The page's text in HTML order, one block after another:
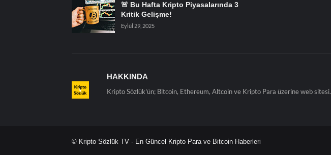
🚨 Bu Hafta Kripto Piyasalarında 3
Kritik Gelişme!
Eylül 29, 2025
HAKKINDA
Kripto Sözlük'ün; Bitcoin, Ethereum, Altcoin ve Kripto Para üzerine web sitesi.
© Kripto Sözlük TV - En Güncel Kripto Para ve Bitcoin Haberleri